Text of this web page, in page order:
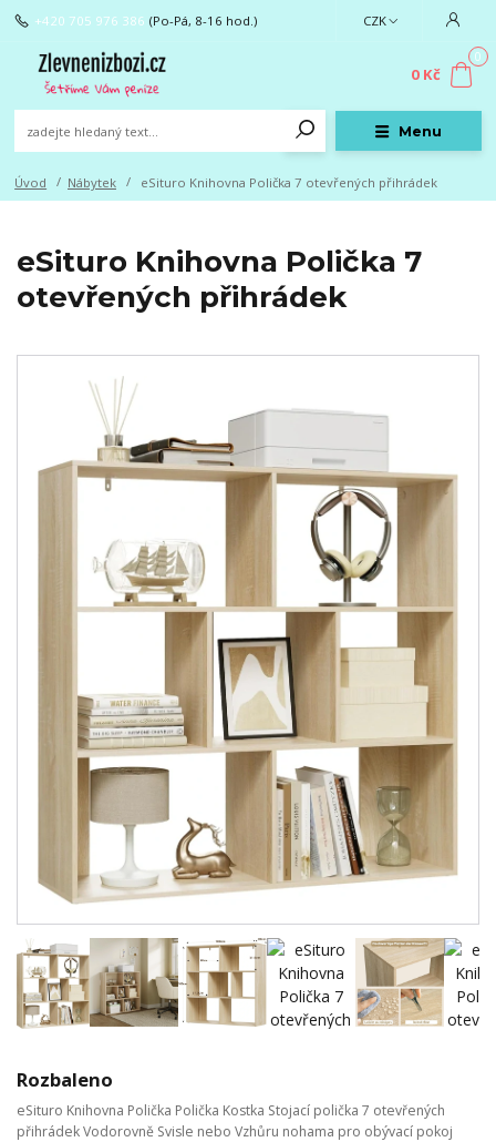
Menu
CZK
+420 705 976 386 (Po-Pá, 8-16 hod.)
0
0 Kč
Úvod Nábytek eSituro Knihovna Polička 7 otevřených přihrádek
eSituro Knihovna Polička 7
otevřených přihrádek
Rozbaleno
eSituro Knihovna Polička Polička Kostka Stojací polička 7 otevřených
přihrádek Vodorovně Svisle nebo Vzhůru nohama pro obývací pokoj